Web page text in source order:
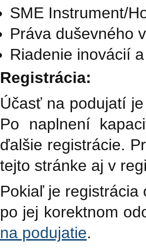
SME Instrument/
Práva duševného
Riadenie inovácií
Registrácia:
Účasť na podujatí
Po naplnení
ďalšie registrácie.
tejto stránke aj v
Pokiaľ je registrácia
po jej korektnom
na podujatie.